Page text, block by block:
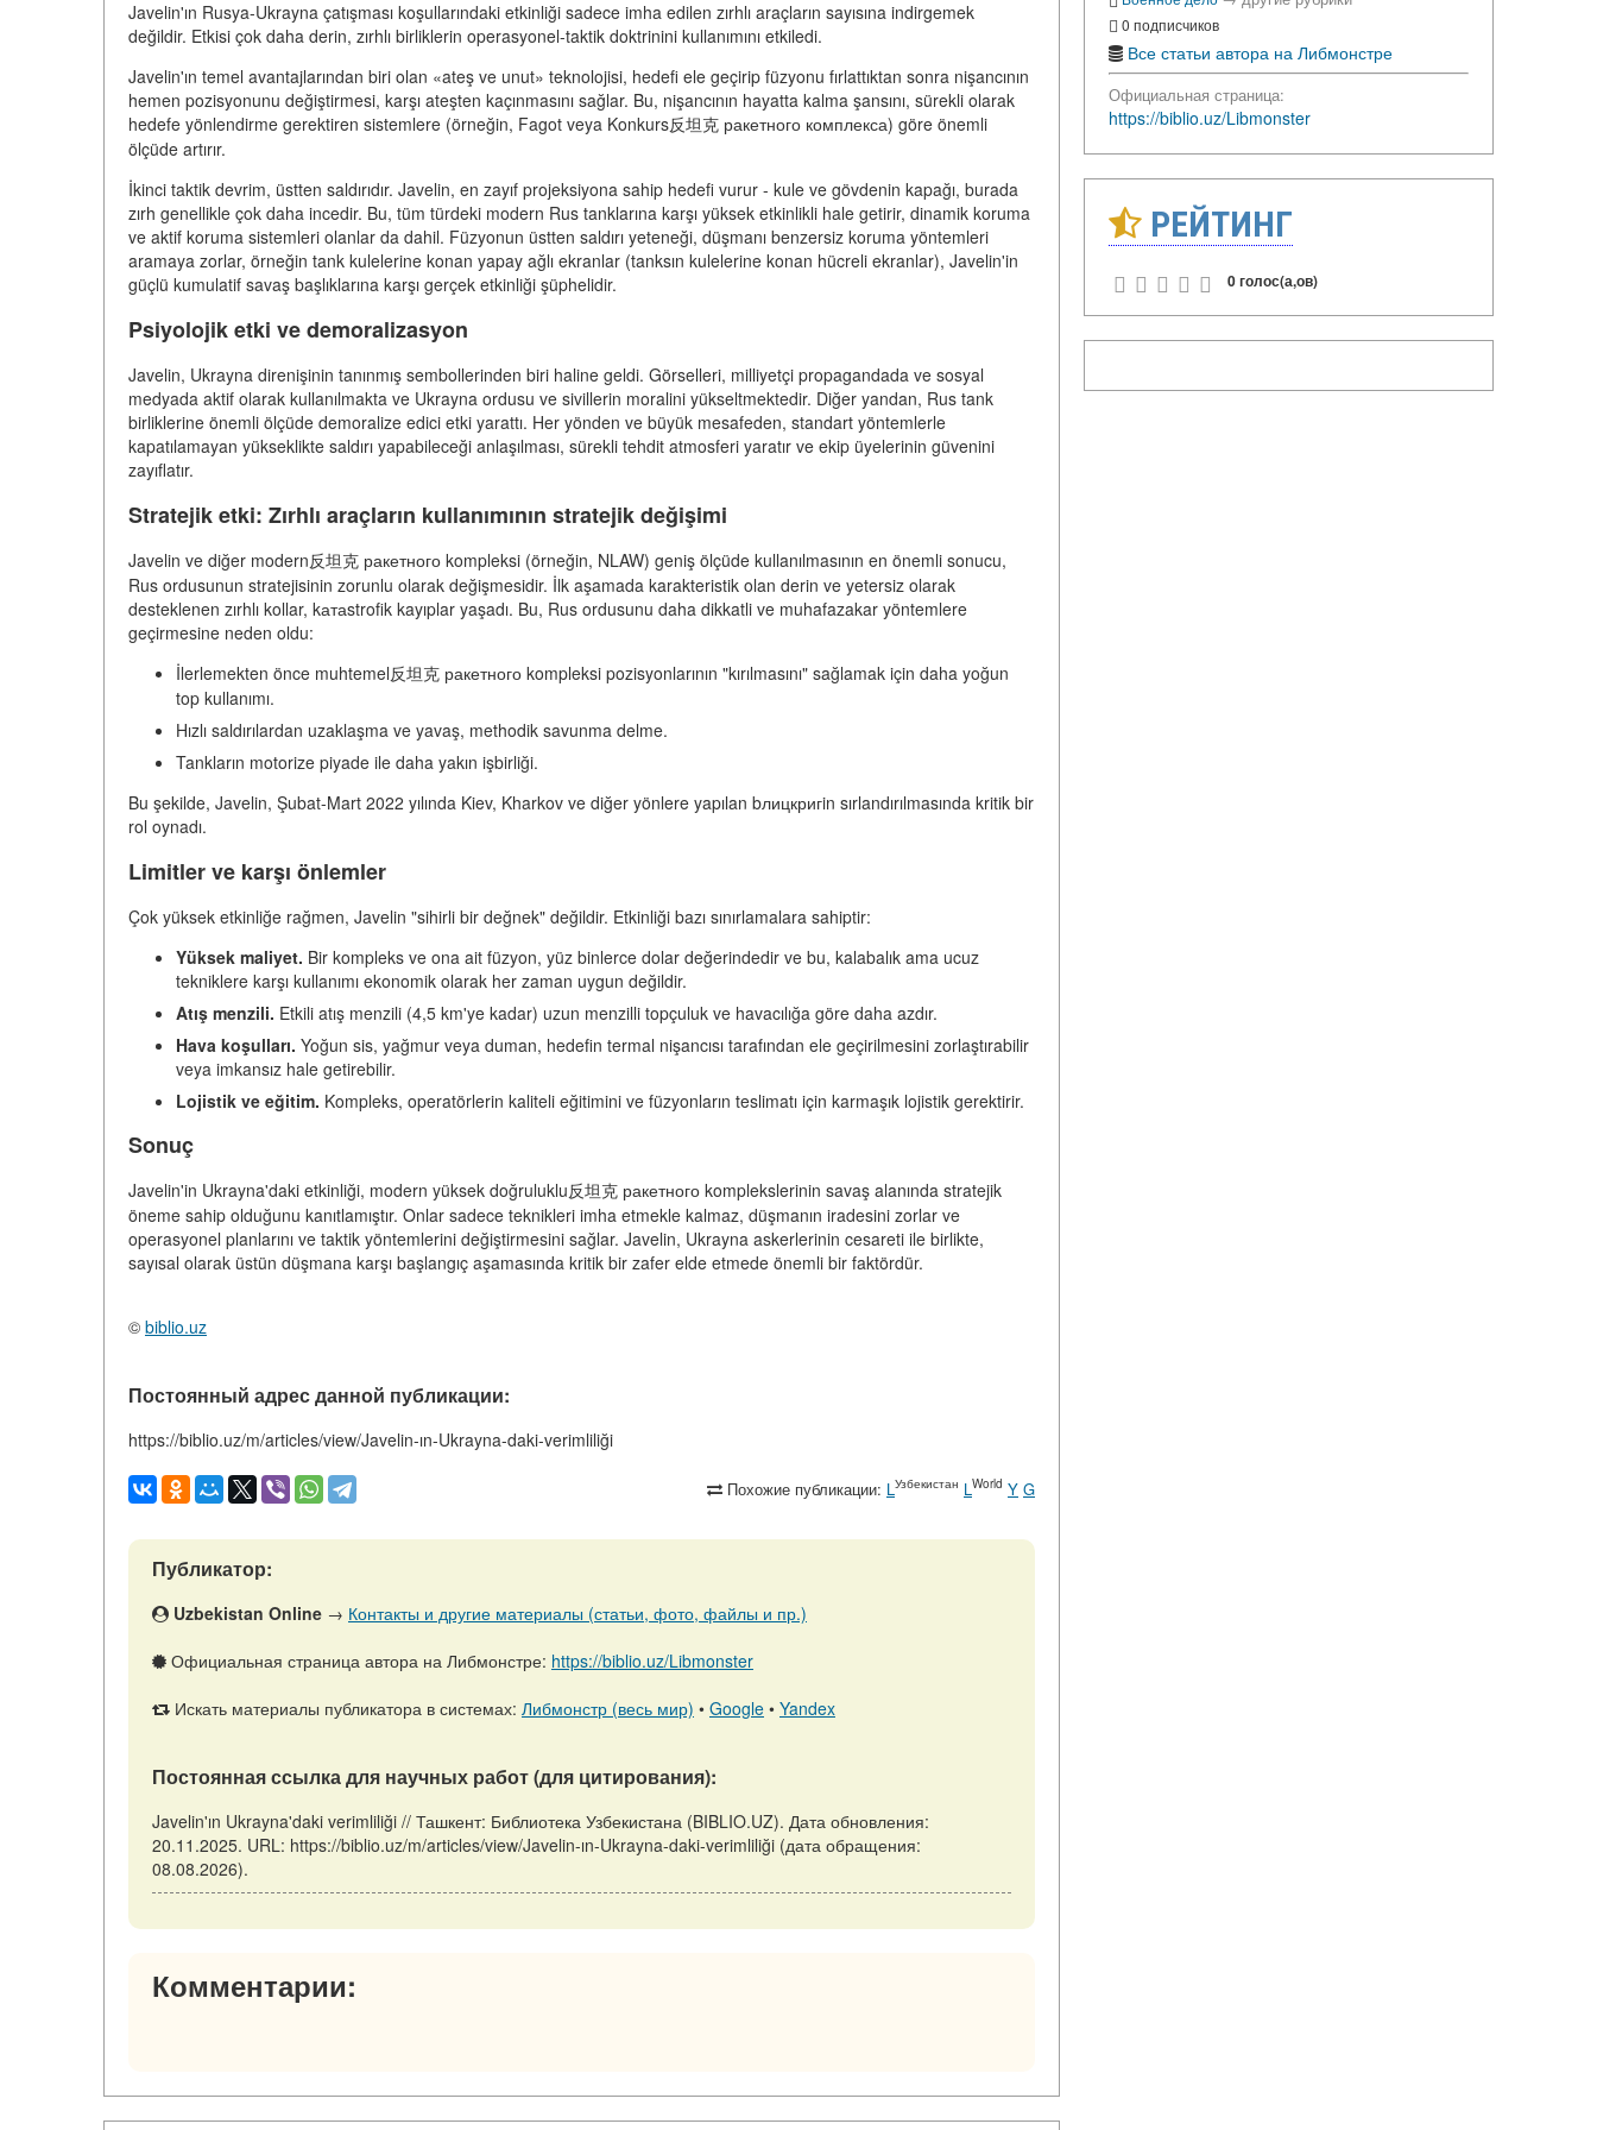
Javelin'ın Rusya-Ukrayna çatışması koşullarındaki etkinliği sadece imha edilen zırhlı araçların sayısına indirgemek
değildir. Etkisi çok daha derin, zırhlı birliklerin operasyonel-taktik doktrinini kullanımını etkiledi.
Javelin'ın temel avantajlarından biri olan «ateş ve unut» teknolojisi, hedefi ele geçirip füzyonu fırlattıktan sonra nişancının
hemen pozisyonunu değiştirmesi, karşı ateşten kaçınmasını sağlar. Bu, nişancının hayatta kalma şansını, sürekli olarak
hedefe yönlendirme gerektiren sistemlere (örneğin, Fagot veya Konkurs反坦克 ракетного комплекса) göre önemli
ölçüde artırır.
İkinci taktik devrim, üstten saldırıdır. Javelin, en zayıf projeksiyona sahip hedefi vurur - kule ve gövdenin kapağı, burada
zırh genellikle çok daha incedir. Bu, tüm türdeki modern Rus tanklarına karşı yüksek etkinlikli hale getirir, dinamik koruma
ve aktif koruma sistemleri olanlar da dahil. Füzyonun üstten saldırı yeteneği, düşmanı benzersiz koruma yöntemleri
aramaya zorlar, örneğin tank kulelerine konan yapay ağlı ekranlar (tanksın kulelerine konan hücreli ekranlar), Javelin'in
güçlü kumulatif savaş başlıklarına karşı gerçek etkinliği şüphelidir.
Psiyolojik etki ve demoralizasyon
Javelin, Ukrayna direnişinin tanınmış sembollerinden biri haline geldi. Görselleri, milliyetçi propagandada ve sosyal
medyada aktif olarak kullanılmakta ve Ukrayna ordusu ve sivillerin moralini yükseltmektedir. Diğer yandan, Rus tank
birliklerine önemli ölçüde demoralize edici etki yarattı. Her yönden ve büyük mesafeden, standart yöntemlerle
kapatılamayan yükseklikte saldırı yapabileceği anlaşılması, sürekli tehdit atmosferi yaratır ve ekip üyelerinin güvenini
zayıflatır.
Stratejik etki: Zırhlı araçların kullanımının stratejik değişimi
Javelin ve diğer modern反坦克 ракетного kompleksi (örneğin, NLAW) geniş ölçüde kullanılmasının en önemli sonucu,
Rus ordusunun stratejisinin zorunlu olarak değişmesidir. İlk aşamada karakteristik olan derin ve yetersiz olarak
desteklenen zırhlı kollar, kатаstrofik kayıplar yaşadı. Bu, Rus ordusunu daha dikkatli ve muhafazakar yöntemlere
geçirmesine neden oldu:
İlerlemekten önce muhtemel反坦克 ракетного kompleksi pozisyonlarının "kırılmasını" sağlamak için daha yoğun
top kullanımı.
Hızlı saldırılardan uzaklaşma ve yavaş, methodik savunma delme.
Tankların motorize piyade ile daha yakın işbirliği.
Bu şekilde, Javelin, Şubat-Mart 2022 yılında Kiev, Kharkov ve diğer yönlere yapılan bлицкригin sırlandırılmasında kritik bir
rol oynadı.
Limitler ve karşı önlemler
Çok yüksek etkinliğe rağmen, Javelin "sihirli bir değnek" değildir. Etkinliği bazı sınırlamalara sahiptir:
Yüksek maliyet. Bir kompleks ve ona ait füzyon, yüz binlerce dolar değerindedir ve bu, kalabalık ama ucuz
tekniklere karşı kullanımı ekonomik olarak her zaman uygun değildir.
Atış menzili. Etkili atış menzili (4,5 km'ye kadar) uzun menzilli topçuluk ve havacılığa göre daha azdır.
Hava koşulları. Yoğun sis, yağmur veya duman, hedefin termal nişancısı tarafından ele geçirilmesini zorlaştırabilir
veya imkansız hale getirebilir.
Lojistik ve eğitim. Kompleks, operatörlerin kaliteli eğitimini ve füzyonların teslimatı için karmaşık lojistik gerektirir.
Sonuç
Javelin'in Ukrayna'daki etkinliği, modern yüksek doğruluklu反坦克 ракетного komplekslerinin savaş alanında stratejik
öneme sahip olduğunu kanıtlamıştır. Onlar sadece teknikleri imha etmekle kalmaz, düşmanın iradesini zorlar ve
operasyonel planlarını ve taktik yöntemlerini değiştirmesini sağlar. Javelin, Ukrayna askerlerinin cesareti ile birlikte,
sayısal olarak üstün düşmana karşı başlangıç aşamasında kritik bir zafer elde etmede önemli bir faktördür.
© biblio.uz
Постоянный адрес данной публикации:
https://biblio.uz/m/articles/view/Javelin-ın-Ukrayna-daki-verimliliği
Похожие публикации: L Узбекистан L World Y G
Публикатор:
Uzbekistan Online → Контакты и другие материалы (статьи, фото, файлы и пр.)
Официальная страница автора на Либмонстре: https://biblio.uz/Libmonster
Искать материалы публикатора в системах: Либмонстр (весь мир) • Google • Yandex
Постоянная ссылка для научных работ (для цитирования):
Javelin'ın Ukrayna'daki verimliliği // Ташкент: Библиотека Узбекистана (BIBLIO.UZ). Дата обновления:
20.11.2025. URL: https://biblio.uz/m/articles/view/Javelin-ın-Ukrayna-daki-verimliliği (дата обращения:
08.08.2026).
Комментарии:
0 подписчиков
Все статьи автора на Либмонстре
Официальная страница:
https://biblio.uz/Libmonster
РЕЙТИНГ
0 голос(а,ов)